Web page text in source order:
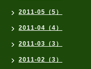
2011-05（5）
2011-04（4）
2011-03（3）
2011-02（3）